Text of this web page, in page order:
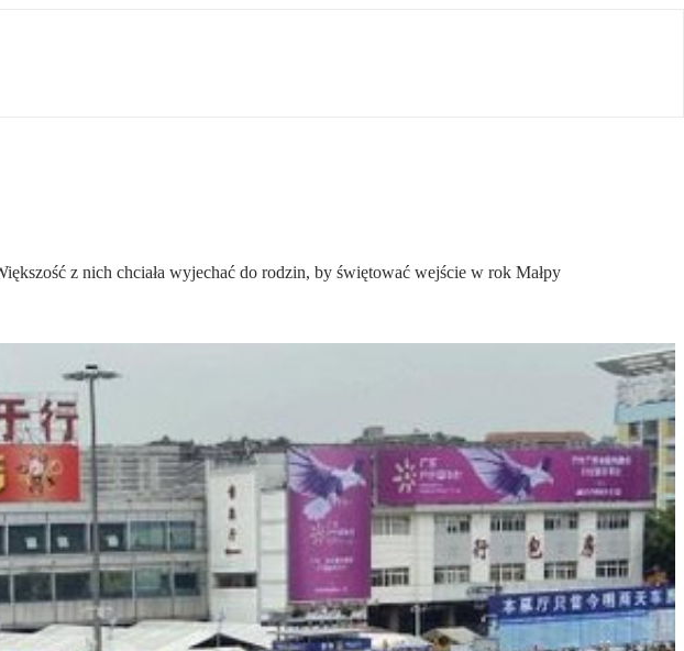
z nich chciała wyjechać do rodzin, by świętować wejście w rok Małpy